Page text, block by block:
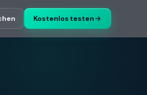
Kostenlos testen